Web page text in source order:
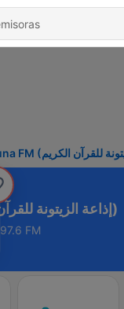
Zitouna FM (إذاعة الزيتونة للقرآن الكريم)
97.6 FM